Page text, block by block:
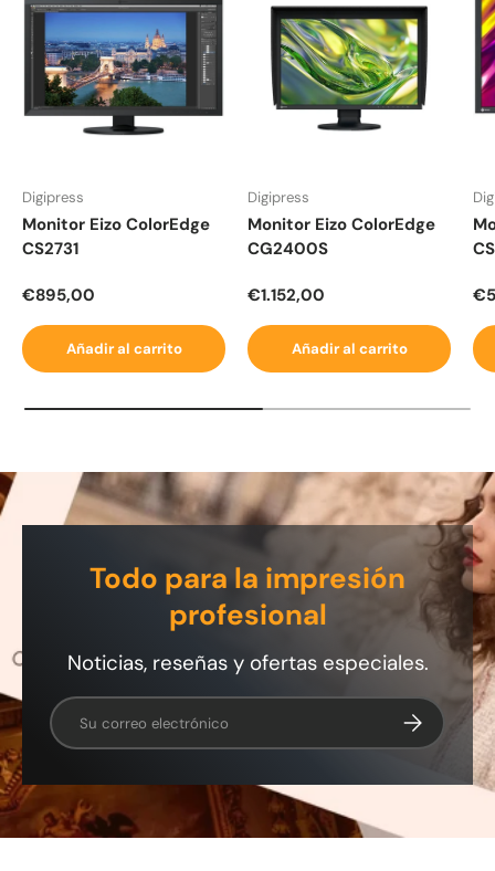
Digipress
Monitor Eizo ColorEdge
CS2731
Precio normal
€895,00
Añadir al carrito
Digipress
Monitor Eizo ColorEdge
CG2400S
Precio normal
€1.152,00
Añadir al carrito
Todo para la impresión
profesional
Noticias, reseñas y ofertas especiales.
Correo electrónico
Suscribirse